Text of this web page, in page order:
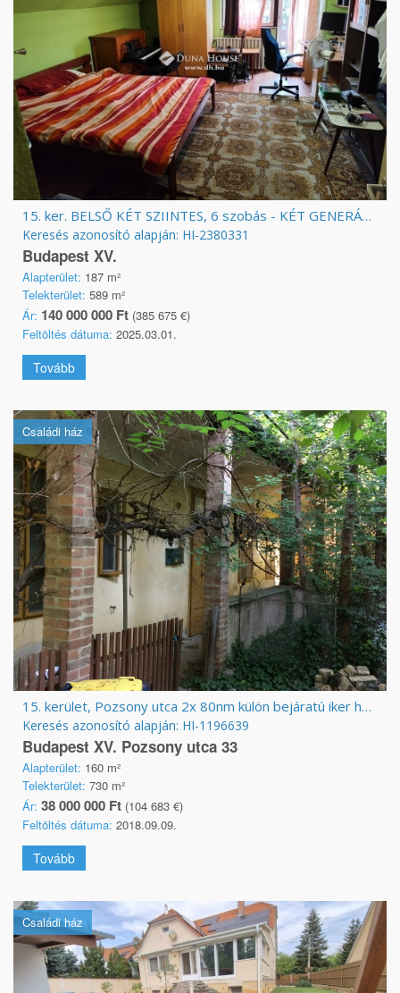
15. ker. BELSŐ KÉT SZIINTES, 6 szobás - KÉT GENERÁCIÓNAK is!
Keresés azonosító alapján: HI-2380331
Budapest XV.
Alapterület: 187 m²
Telekterület: 589 m²
Ár: 140 000 000 Ft (385 675 €)
Feltöltés dátuma: 2025.03.01.
Tovább
Családi ház
15. kerület, Pozsony utca 2x 80nm külön bejáratú iker ház tégla 730nm telek + pince
Keresés azonosító alapján: HI-1196639
Budapest XV. Pozsony utca 33
Alapterület: 160 m²
Telekterület: 730 m²
Ár: 38 000 000 Ft (104 683 €)
Feltöltés dátuma: 2018.09.09.
Tovább
Családi ház